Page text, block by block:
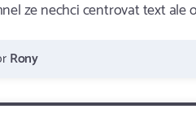
ze nechci centrovat text ale
Rony